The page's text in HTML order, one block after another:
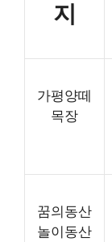
지
가평양떼
목장
꿈의동산
놀이동산